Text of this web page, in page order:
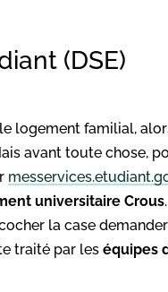
(DSE)
logement familial,
avant toute chose,
universitaire Crous
la case
traité par les équipes